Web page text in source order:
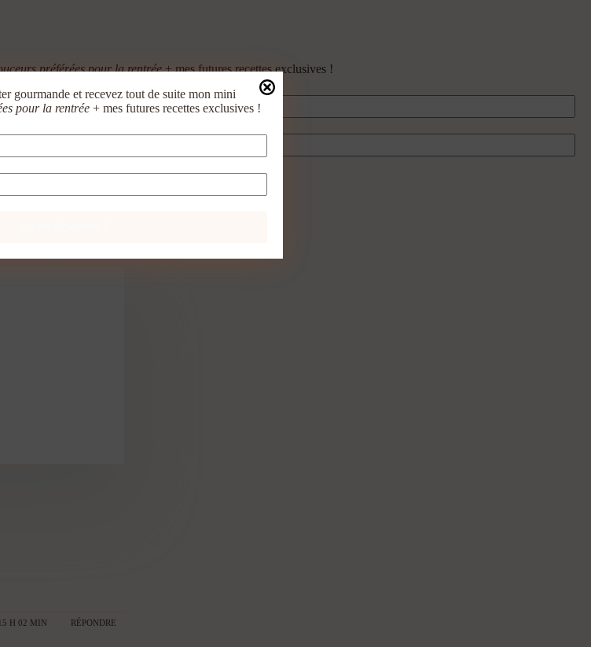
préférées pour la rentrée+ mes futures recettes exclusives !
gourmande et recevez tout de suite mon mini
pour la rentrée + mes futures recettes exclusives !
H 02 MIN RÉPONDRE